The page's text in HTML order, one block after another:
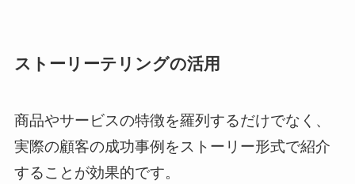
ストーリーテリングの活用
商品やサービスの特徴を羅列するだけでなく、
実際の顧客の成功事例をストーリー形式で紹介
することが効果的です。